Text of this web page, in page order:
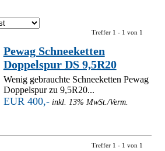
Treffer 1 - 1 von 1
Pewag Schneeketten
Doppelspur DS 9,5R20
Wenig gebrauchte Schneeketten Pewag
Doppelspur zu 9,5R20...
EUR 400,- inkl. 13% MwSt./Verm.
Treffer 1 - 1 von 1